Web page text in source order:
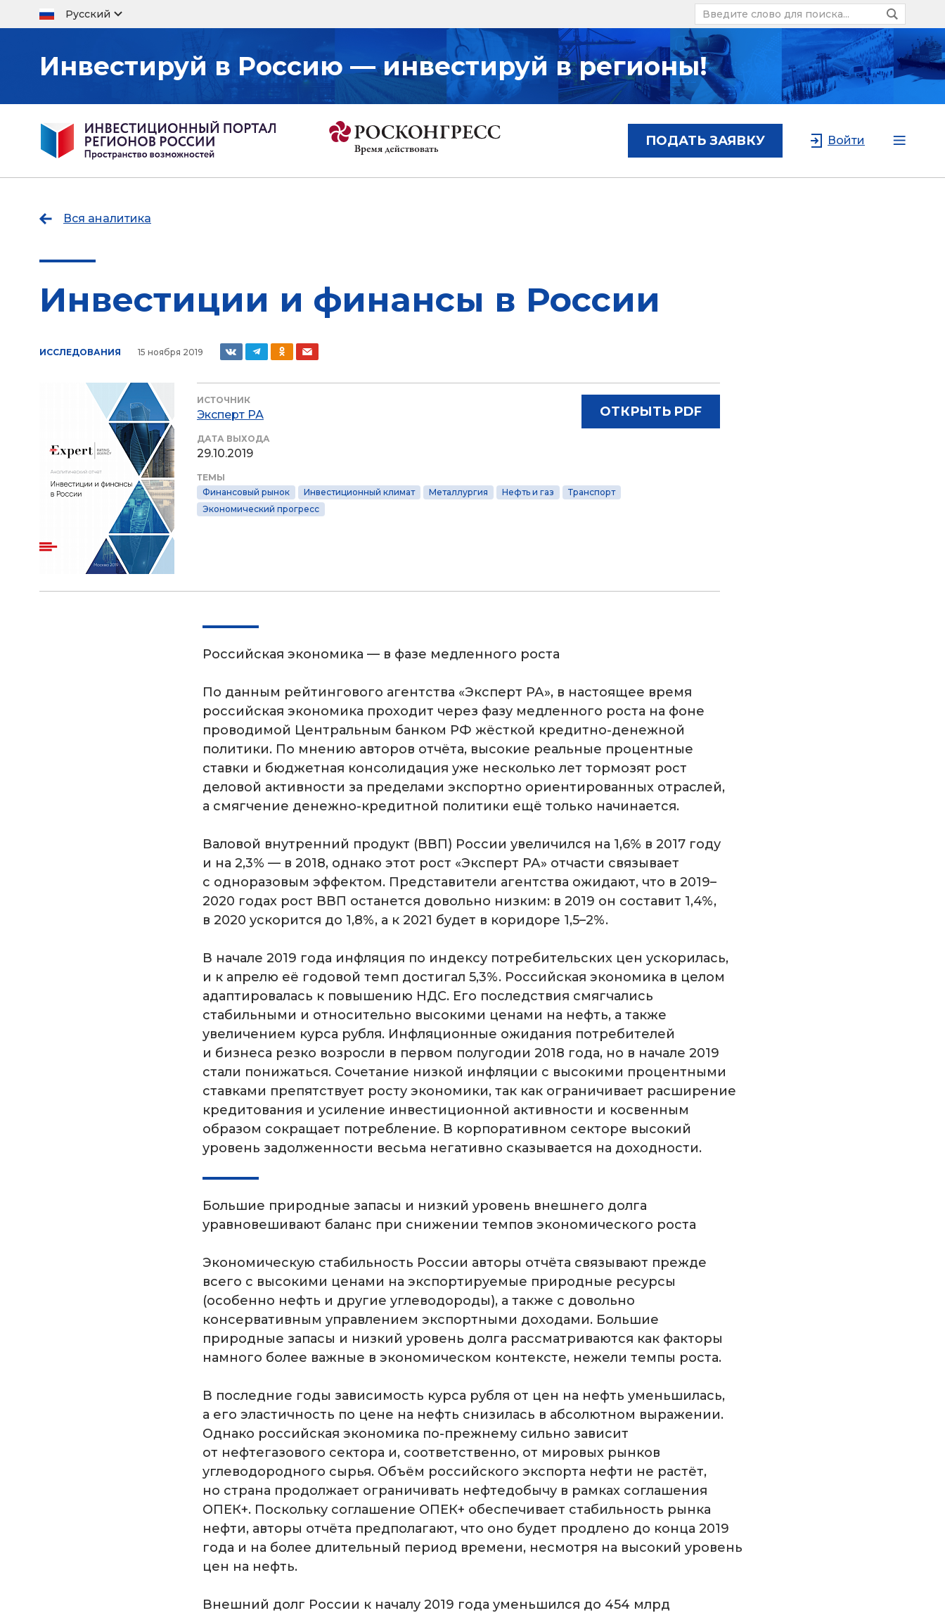
Русский
Инвестируй в Россию — инвестируй в регионы!
ПОДАТЬ ЗАЯВКУ Войти
Вся аналитика
Инвестиции и финансы в России
ИССЛЕДОВАНИЯ 15 ноября 2019
ИСТОЧНИК
Эксперт РА
ДАТА ВЫХОДА
29.10.2019
ТЕМЫ
Финансовый рынок
Инвестиционный климат Металлургия Нефть и газ
Транспорт
Экономический прогресс
ОТКРЫТЬ PDF
Российская экономика — в фазе медленного роста
По данным рейтингового агентства «Эксперт РА», в настоящее время
российская экономика проходит через фазу медленного роста на фоне
проводимой Центральным банком РФ жёсткой кредитно-денежной
политики. По мнению авторов отчёта, высокие реальные процентные
ставки и бюджетная консолидация уже несколько лет тормозят рост
деловой активности за пределами экспортно ориентированных отраслей,
а смягчение денежно-кредитной политики ещё только начинается.
Валовой внутренний продукт (ВВП) России увеличился на 1,6% в 2017 году
и на 2,3% — в 2018, однако этот рост «Эксперт РА» отчасти связывает
с одноразовым эффектом. Представители агентства ожидают, что в 2019–
2020 годах рост ВВП останется довольно низким: в 2019 он составит 1,4%,
в 2020 ускорится до 1,8%, а к 2021 будет в коридоре 1,5–2%.
В начале 2019 года инфляция по индексу потребительских цен ускорилась,
и к апрелю её годовой темп достигал 5,3%. Российская экономика в целом
адаптировалась к повышению НДС. Его последствия смягчались
стабильными и относительно высокими ценами на нефть, а также
увеличением курса рубля. Инфляционные ожидания потребителей
и бизнеса резко возросли в первом полугодии 2018 года, но в начале 2019
стали понижаться. Сочетание низкой инфляции с высокими процентными
ставками препятствует росту экономики, так как ограничивает расширение
кредитования и усиление инвестиционной активности и косвенным
образом сокращает потребление. В корпоративном секторе высокий
уровень задолженности весьма негативно сказывается на доходности.
Большие природные запасы и низкий уровень внешнего долга
уравновешивают баланс при снижении темпов экономического роста
Экономическую стабильность России авторы отчёта связывают прежде
всего с высокими ценами на экспортируемые природные ресурсы
(особенно нефть и другие углеводороды), а также с довольно
консервативным управлением экспортными доходами. Большие
природные запасы и низкий уровень долга рассматриваются как факторы
намного более важные в экономическом контексте, нежели темпы роста.
В последние годы зависимость курса рубля от цен на нефть уменьшилась,
а его эластичность по цене на нефть снизилась в абсолютном выражении.
Однако российская экономика по-прежнему сильно зависит
от нефтегазового сектора и, соответственно, от мировых рынков
углеводородного сырья. Объём российского экспорта нефти не растёт,
но страна продолжает ограничивать нефтедобычу в рамках соглашения
ОПЕК+. Поскольку соглашение ОПЕК+ обеспечивает стабильность рынка
нефти, авторы отчёта предполагают, что оно будет продлено до конца 2019
года и на более длительный период времени, несмотря на высокий уровень
цен на нефть.
Внешний долг России к началу 2019 года уменьшился до 454 млрд